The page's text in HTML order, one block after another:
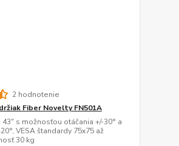
2 hodnotenie
Fiber Novelty FN501A
43" s možnosťou otáčania +/-30° a
VESA štandardy 75x75 až
30 kg